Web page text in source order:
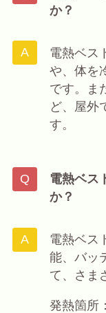
か？
電熱ベス
や、体を
です。ま
ど、屋外
す。
電熱ベス
か？
電熱ベス
能、バッ
て、さま
発熱箇所